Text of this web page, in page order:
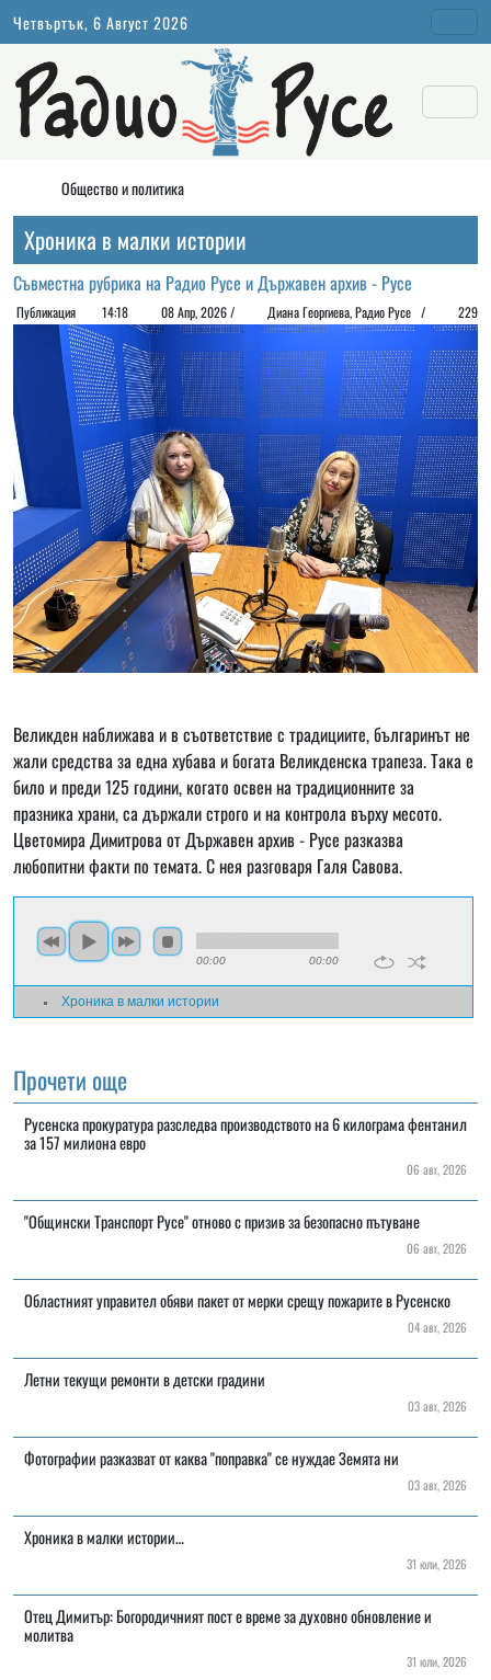
Четвъртък, 6 Август 2026
Общество и политика
Хроника в малки истории
Съвместна рубрика на Радио Русе и Държавен архив - Русе
Публикация 14:18 08 Апр, 2026 / Диана Георгиeва, Радио Русе / 229
Великден наближава и в съответствие с традициите, българинът не
жали средства за една хубава и богата Великденска трапеза. Така е
било и преди 125 години, когато освен на традиционните за
празника храни, са държали строго и на контрола върху месото.
Цветомира Димитрова от Държавен архив - Русе разказва
любопитни факти по темата. С нея разговаря Галя Савова.
00:00 00:00
Хроника в малки истории
Прочети още
Русенска прокуратура разследва производството на 6 килограма фентанил
за 157 милиона евро
06 авг, 2026
"Общински Транспорт Русе" отново с призив за безопасно пътуване
06 авг, 2026
Областният управител обяви пакет от мерки срещу пожарите в Русенско
04 авг, 2026
Летни текущи ремонти в детски градини
03 авг, 2026
Фотографии разказват от каква "поправка" се нуждае Земята ни
03 авг, 2026
Хроника в малки истории…
31 юли, 2026
Отец Димитър: Богородичният пост е време за духовно обновление и
молитва
31 юли, 2026